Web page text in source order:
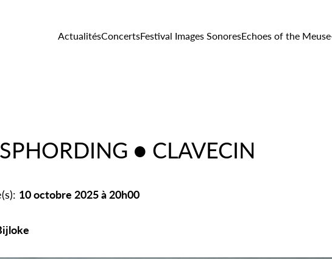
ActualitésConcertsFestival Images SonoresEchoes of the
● CLAVECIN
10 octobre 2025 à 20h00